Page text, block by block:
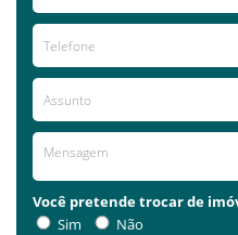
Você pretende trocar de
Sim
Não